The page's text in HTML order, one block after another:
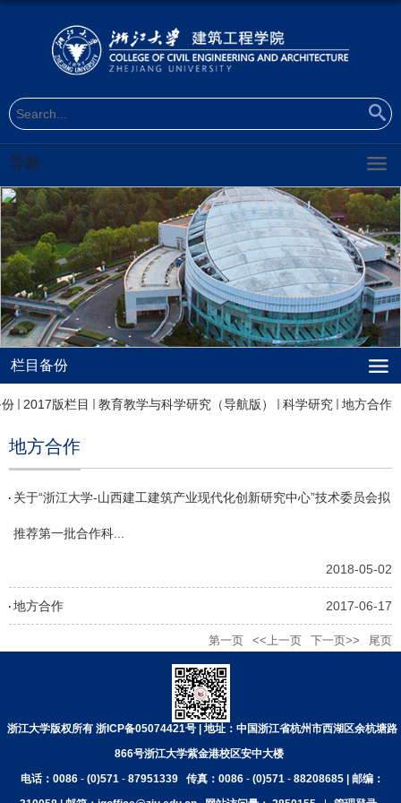
导航
栏目备份
2017版栏目 教育教学与科学研究（导航版） 科学研究 地方合作
地方合作
关于“浙江大学-山西建工建筑产业现代化创新研究中心”技术委员会拟
推荐第一批合作科...
2018-05-02
地方合作 2017-06-17
第一页 <<上一页 下一页>> 尾页
浙江大学版权所有 浙ICP备05074421号 | 地址：中国浙江省杭州市西湖区余杭塘路
866号浙江大学紫金港校区安中大楼
电话：0086 - (0)571 - 87951339 传真：0086 - (0)571 - 88208685 | 邮编：